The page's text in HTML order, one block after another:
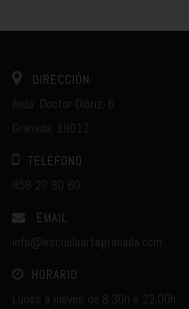
DIRECCIÓN:
Avda. Doctor Olóriz, 6.
Granada, 18012.
TELÉFONO
958 27 80 60
EMAIL
info@escuelaartegranada.com
HORARIO
Lunes a jueves de 8:30h a 22:00h